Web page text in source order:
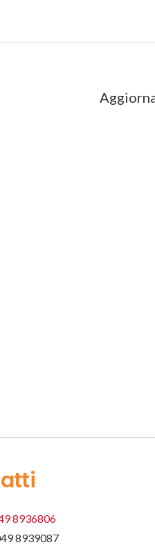
8936806
8939087